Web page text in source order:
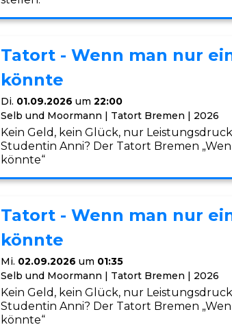
Tatort - Wenn man nur
könnte
Di. 01.09.2026 um 22:00
Selb und Moormann | Tatort Bremen | 2026
Kein Geld, kein Glück, nur
Studentin Anni? Der Tatort Bremen
könnte“
Tatort - Wenn man nur
könnte
Mi. 02.09.2026 um 01:35
Selb und Moormann | Tatort Bremen | 2026
Kein Geld, kein Glück, nur
Studentin Anni? Der Tatort Bremen
könnte“